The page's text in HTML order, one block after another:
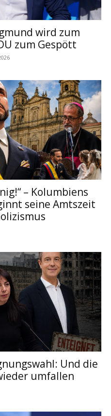
wird zum
zum Gespött
– Kolumbiens
seine Amtszeit
Und die
umfallen